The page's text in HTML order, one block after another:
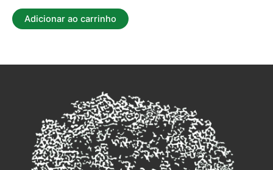
Adicionar ao carrinho